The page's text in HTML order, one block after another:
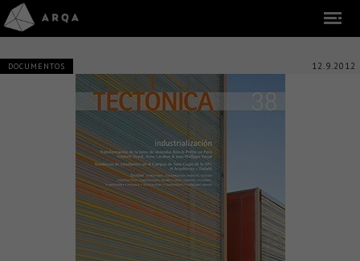
DOCUMENTOS 12.9.2012